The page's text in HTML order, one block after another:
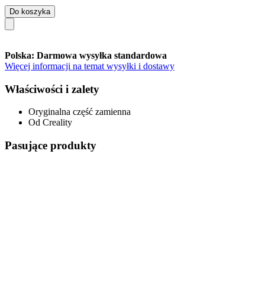
Do koszyka
Polska: Darmowa wysyłka standardowa
Więcej informacji na temat wysyłki i dostawy
Właściwości i zalety
Oryginalna część zamienna
Od Creality
Pasujące produkty